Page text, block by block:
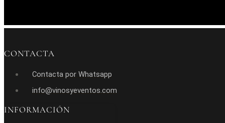
CONTACTA
Contacta por Whatsapp
info@vinosyeventos.com
INFORMACIÓN